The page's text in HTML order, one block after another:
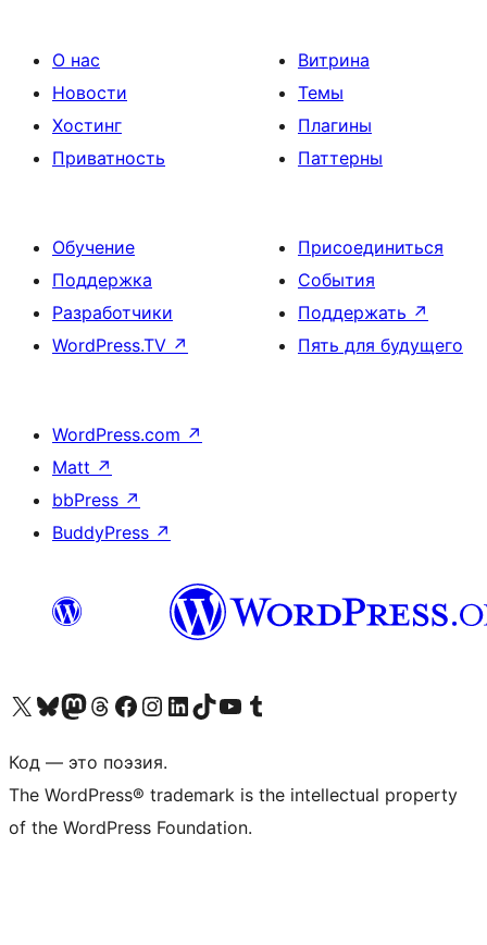
О нас
Новости
Хостинг
Приватность
Витрина
Темы
Плагины
Паттерны
Обучение
Поддержка
Разработчики
WordPress.TV ↗
Присоединиться
События
Поддержать ↗
Пять для будущего
WordPress.com ↗
Matt ↗
bbPress ↗
BuddyPress ↗
Посетите нас в X (ранее Twitter)
Посетите нашу учётную запись в Bluesky
Посетите нашу ленту в Mastodon
Посетите нашу учётную запись в Threads
Посетите нашу страницу на Facebook
Посетите наш Instagram
Посетите нашу страницу в LinkedIn
Посетите нашу учётную запись в TikTok
Посетите наш канал YouTube
Посетите нашу учётную запись в Tumblr
Код — это поэзия.
The WordPress® trademark is the intellectual property
of the WordPress Foundation.